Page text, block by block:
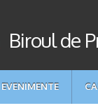
Biroul de
EVENIMENTE